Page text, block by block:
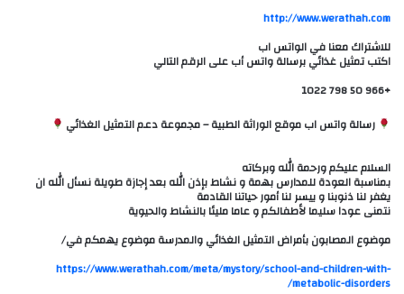
للاشتراك معنا في الواتس اب
اكتب تمثيل غذائي برسالة واتس أب على الرقم التالي
+966 50 798 1022
رسالة واتس اب موقع الوراثة الطبية – مجموعة دعم التمثيل الغذائي
السلام عليكم ورحمة الله وبركاته
بمناسبة العودة للمدارس بهمة و نشاط بإذن الله بعد إجازة طويلة نسأل الله ان
يغفر لنا ذنوبنا و ييسر لنا أمور حياتنا القادمة
نتمنى عودا سليما لأطفالكم و عاما مليئا بالنشاط والحيوية
موضوع المصابون بأمراض التمثيل الغذائي والمدرسة موضوع يهمكم في/
https://www.werathah.com/meta/mystory/school-and-children-with-
metabolic-disorders/